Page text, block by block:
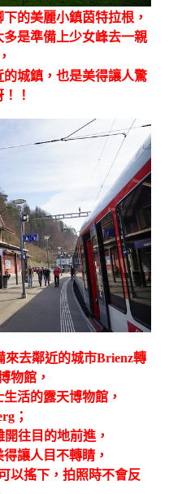
的美麗小鎮茵特拉根，
是準備上少女峰去一親
城鎮，也是美得讓人驚
！
來去鄰近的城市Brienz轉
物館，
活的露天博物館，
；
開往目的地前進，
讓人目不轉睛，
以搖下，拍照時不會反